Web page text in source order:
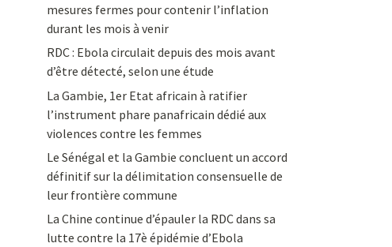
mesures fermes pour contenir l’inflation
durant les mois à venir
RDC : Ebola circulait depuis des mois avant
d’être détecté, selon une étude
La Gambie, 1er Etat africain à ratifier
l’instrument phare panafricain dédié aux
violences contre les femmes
Le Sénégal et la Gambie concluent un accord
définitif sur la délimitation consensuelle de
leur frontière commune
La Chine continue d’épauler la RDC dans sa
lutte contre la 17è épidémie d’Ebola